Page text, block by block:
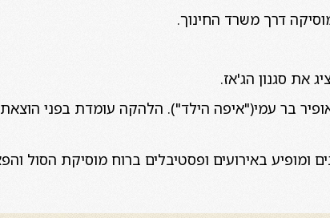
דרך משרד החינוך.
את סגנון הג'אז.
בר עמי("איפה הילד"). הלהקה עומדת בפני הוצאת